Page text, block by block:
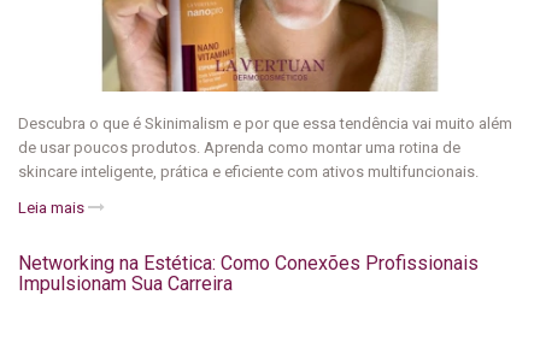
Descubra o que é Skinimalism e por que essa tendência vai muito além
de usar poucos produtos. Aprenda como montar uma rotina de
skincare inteligente, prática e eficiente com ativos multifuncionais.
Leia mais
Networking na Estética: Como Conexões Profissionais
Impulsionam Sua Carreira